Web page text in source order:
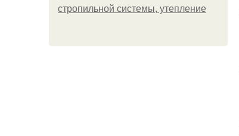
стропильной системы, утепление